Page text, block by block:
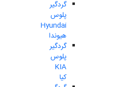
گردگیر
پلوس
Hyundai
هیوندا
گردگیر
پلوس
KIA
کیا